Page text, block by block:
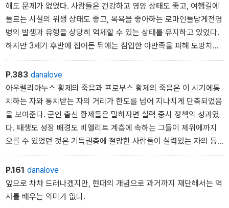
해도 문제가 없었다. 사람들은 건강하고 영양 상태도 좋고, 여행길에
들르는 시설의 위생 상태도 좋고, 목욕을 좋아하는 로마인들답게전염
병의 발생과 유행을 상당히 억제할 수 있는 상태를 유지하고 있었다.
하지만 3세기 후반에 접어든 뒤에는 침입한 야만족을 피해 도망치는
피난민이 사람의 물결을 이루었다. 또한 모든 면에서 여유를 잃어버
렸기 때문에 인프라의 유지와 보수에도 손이 미치지 않는다. 로마제
국에서는 후기로 갈수록 전염병 유행이 잦아지는데, 그것은 전란으로
피난민이 발생했고, 게다가 갈수록 피난민이 늘어났기 때문이다.
P.383 danalove
아우렐리아누스 황제의 죽음과 프로부스 황제의 죽음은 이 시기에통
치하는 자와 통치받는 자의 거리가 한도를 넘어 지나치게 단축되었음
을 보여준다. 군인 출신 황제들은 말하자면 실력 중시 정책의 성과였
다. 태생도 성장 배경도 비엘리트 계층에 속하는 그들이 제위에까지
오를 수 있었던 것은 기득권층에 절망한 사람들이 실력있는 자의 등
장을 요구했기 때문이다.
그런데 실력 중시 노선이 정당한 것은 분명하지만, 세상 만사가 다그
렇듯이 장점이 있으면 결점도 있게 마련이다. 실력주의는 어제까지만
해도 나와 동격이었던 사람이 오늘부터는 나한테 명령을 내리는 지위
P.161 danalove
앞으로 차차 드러나겠지만, 현대의 개념으로 과거까지 재단해서는 역
사를 배우는 의미가 없다.